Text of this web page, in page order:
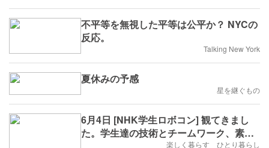
不平等を無視した平等は公平か？ NYCの
反応。
Talking New York
夏休みの予感
星を継ぐもの
6月4日 [NHK学生ロボコン] 観てきまし
た。学生達の技術とチームワーク、素晴
楽しく暮らす ひとり暮らし